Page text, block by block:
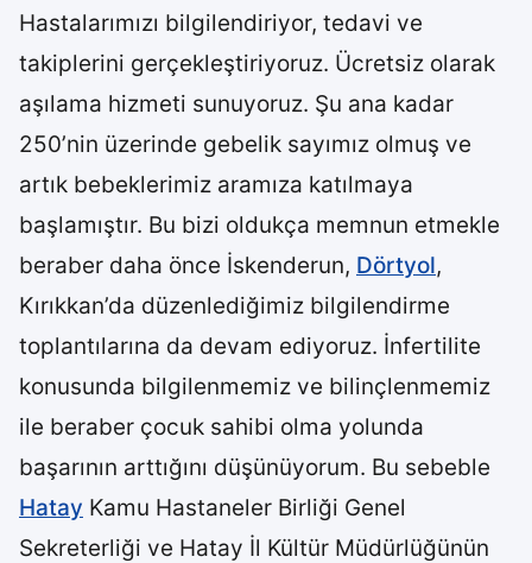
Hastalarımızı bilgilendiriyor, tedavi ve
takiplerini gerçekleştiriyoruz. Ücretsiz olarak
aşılama hizmeti sunuyoruz. Şu ana kadar
250’nin üzerinde gebelik sayımız olmuş ve
artık bebeklerimiz aramıza katılmaya
başlamıştır. Bu bizi oldukça memnun etmekle
beraber daha önce İskenderun, Dörtyol,
Kırıkkan’da düzenlediğimiz bilgilendirme
toplantılarına da devam ediyoruz. İnfertilite
konusunda bilgilenmemiz ve bilinçlenmemiz
ile beraber çocuk sahibi olma yolunda
başarının arttığını düşünüyorum. Bu sebeble
Hatay Kamu Hastaneler Birliği Genel
Sekreterliği ve Hatay İl Kültür Müdürlüğünün